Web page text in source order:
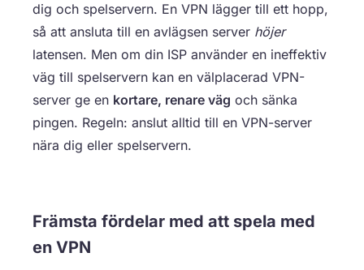
dig och spelservern. En VPN lägger till ett hopp,
så att ansluta till en avlägsen server höjer
latensen. Men om din ISP använder en ineffektiv
väg till spelservern kan en välplacerad VPN-
server ge en kortare, renare väg och sänka
pingen. Regeln: anslut alltid till en VPN-server
nära dig eller spelservern.
Främsta fördelar med att spela med
en VPN